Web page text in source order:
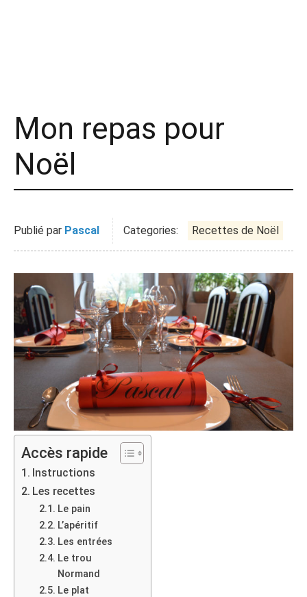
Mon repas pour
Noël
Publié par Pascal Categories: Recettes de Noël
Accès rapide
Instructions
Les recettes
Le pain
L’apéritif
Les entrées
Le trou
Normand
Le plat